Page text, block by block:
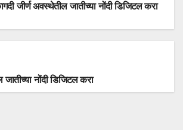
जीर्ण अवस्थेतील जातीच्या नोंदी डिजिटल करा
नोंदी डिजिटल करा